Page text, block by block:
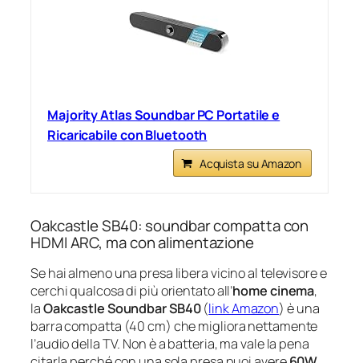
Majority Atlas Soundbar PC Portatile e
Ricaricabile con Bluetooth
Acquista su Amazon
Oakcastle SB40: soundbar compatta con
HDMI ARC, ma con alimentazione
Se hai almeno una presa libera vicino al televisore e
cerchi qualcosa di più orientato all’home cinema,
laOakcastle Soundbar SB40(link Amazon) è una
barra compatta (40 cm) che migliora nettamente
l’audio della TV. Non è a batteria, ma vale la pena